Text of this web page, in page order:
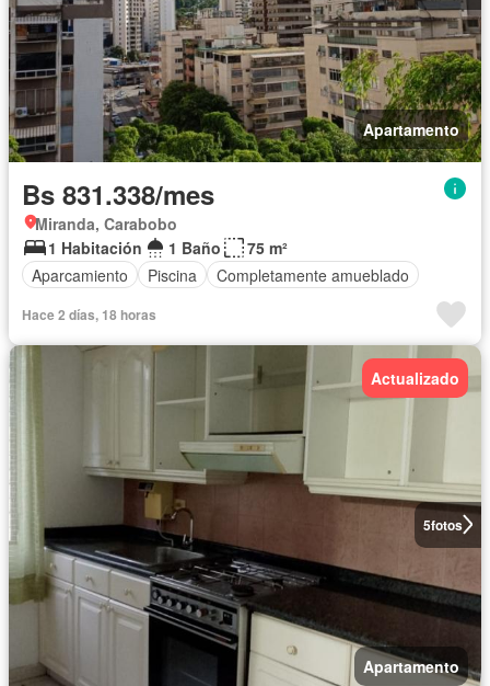
Apartamento
Bs 831.338/mes
Miranda, Carabobo
1 Habitación
1 Baño
75 m²
Aparcamiento
Piscina Completamente amueblado
Hace 2 días, 18 horas
5fotos
Actualizado
Apartamento